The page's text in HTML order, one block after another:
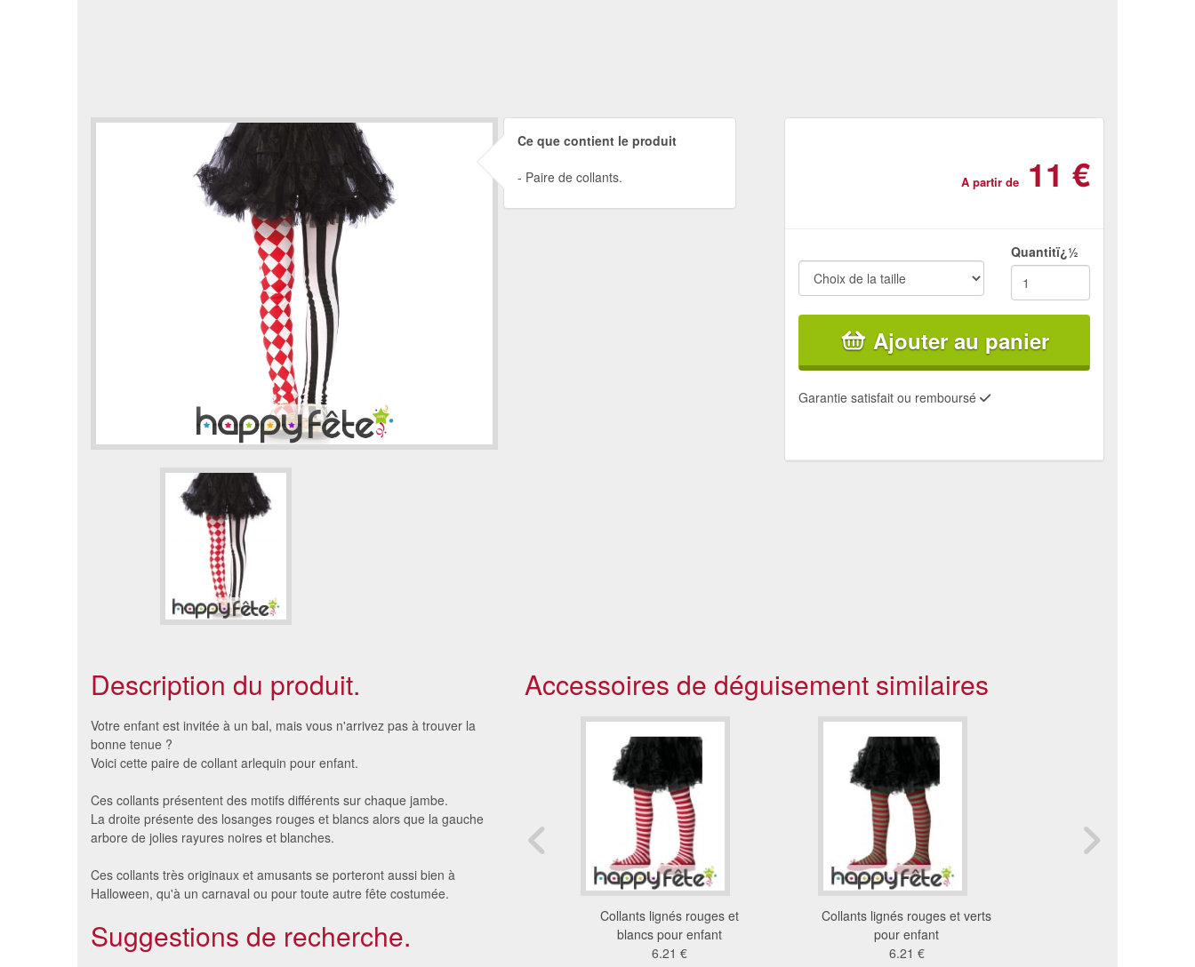
Ce que contient le produit
Paire de collants. A partir de 11 €
Quantitï¿½
Ajouter au panier
Garantie satisfait ou remboursé
Description du produit.
Votre enfant est invitée à un bal, mais vous n'arrivez pas à trouver la
bonne tenue ?
Voici cette paire de collant arlequin pour enfant.
Ces collants présentent des motifs différents sur chaque jambe.
La droite présente des losanges rouges et blancs alors que la gauche
arbore de jolies rayures noires et blanches.
Ces collants très originaux et amusants se porteront aussi bien à
Halloween, qu'à un carnaval ou pour toute autre fête costumée.
Suggestions de recherche.
Accessoires de déguisement similaires
140/152
8.09 €
Collants lignés rouges et
blancs pour enfant
6.21 €
Collants lignés rouges et verts
pour enfant
6.21 €